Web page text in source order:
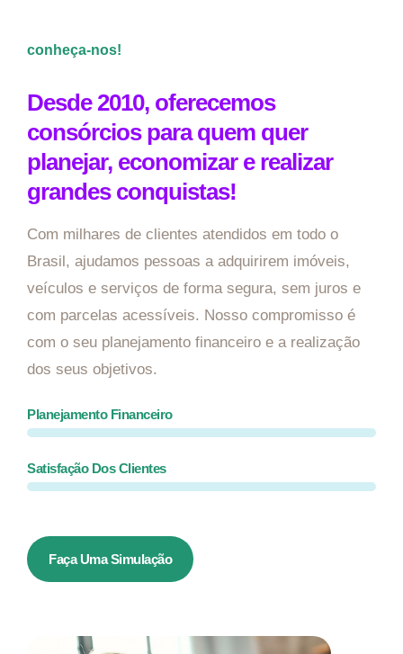
conheça-nos!
Desde 2010, oferecemos
consórcios para quem quer
planejar, economizar e realizar
grandes conquistas!
Com milhares de clientes atendidos em todo o
Brasil, ajudamos pessoas a adquirirem imóveis,
veículos e serviços de forma segura, sem juros e
com parcelas acessíveis. Nosso compromisso é
com o seu planejamento financeiro e a realização
dos seus objetivos.
Planejamento Financeiro
Satisfação Dos Clientes
Faça Uma Simulação